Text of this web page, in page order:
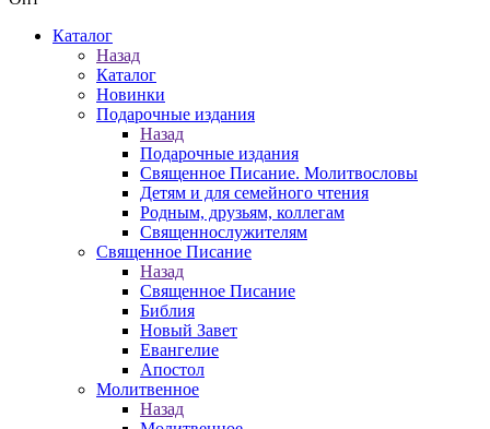
Каталог
Назад
Каталог
Новинки
Подарочные издания
Назад
Подарочные издания
Священное Писание. Молитвословы
Детям и для семейного чтения
Родным, друзьям, коллегам
Священнослужителям
Священное Писание
Назад
Священное Писание
Библия
Новый Завет
Евангелие
Апостол
Молитвенное
Назад